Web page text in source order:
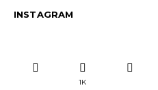
INSTAGRAM
1K